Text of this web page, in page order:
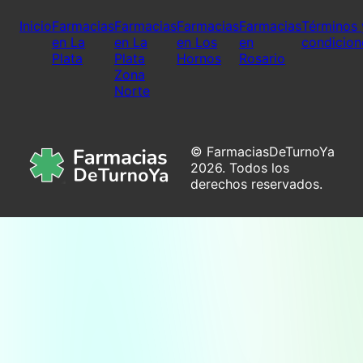
InicioFarmacias
en La
Plata
Farmacias
en La
Plata
Zona
Norte
Farmacias
en Los
Hornos
Farmacias
en
Rosario
Términos
© FarmaciasDeTurnoYa
2026. Todos los
derechos reservados.